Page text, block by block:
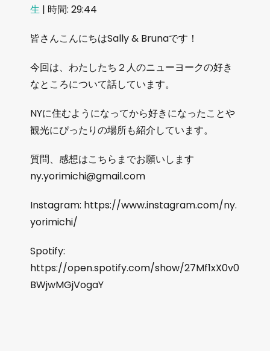
SHARE
LINK
EMBED
生 | 時間: 29:44
皆さんこんにちはSally & Brunaです！
今回は、わたしたち２人のニューヨークの好き
なところについて話しています。
NYに住むようになってから好きになったことや
観光にぴったりの場所も紹介しています。
質問、感想はこちらまでお願いします
ny.yorimichi@gmail.com
Instagram: https://www.instagram.com/ny.
yorimichi/
Spotify:
https://open.spotify.com/show/27Mf1xX0v0
BWjwMGjVogaY